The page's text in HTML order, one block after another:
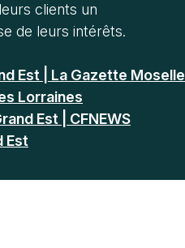
clients un
de leurs intérêts.
Est | La Gazette Moselle
Lorraines
Est | CFNEWS
Est